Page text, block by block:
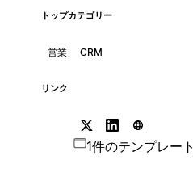
トップカテゴリー
営業 CRM
リンク
1件のテンプレート